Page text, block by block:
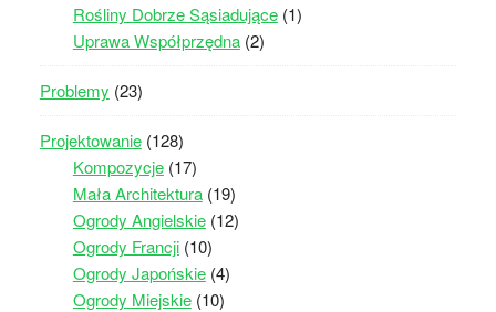
Rośliny Dobrze Sąsiadujące(1)
Uprawa Współprzędna(2)
Problemy (23)
Projektowanie(128)
Kompozycje(17)
Mała Architektura(19)
Ogrody Angielskie(12)
Ogrody Francji(10)
Ogrody Japońskie(4)
Ogrody Miejskie(10)